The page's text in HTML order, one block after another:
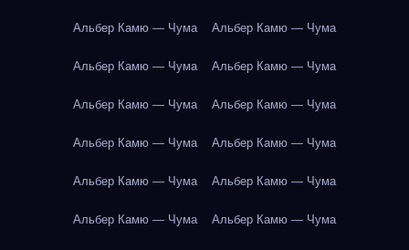
Альбер Камю — Чума Альбер Камю — Чума
Альбер Камю — Чума Альбер Камю — Чума
Альбер Камю — Чума Альбер Камю — Чума
Альбер Камю — Чума Альбер Камю — Чума
Альбер Камю — Чума Альбер Камю — Чума
Альбер Камю — Чума Альбер Камю — Чума